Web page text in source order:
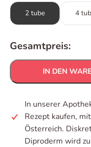
2 tube 4
Gesamtpreis:
IN DEN
In unserer
Rezept kaufen,
Österreich.
Diproderm wird